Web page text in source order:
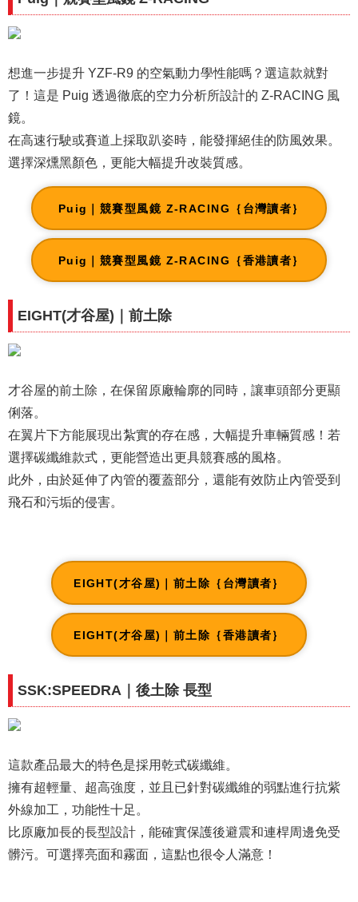
想進一步提升 YZF-R9 的空氣動力學性能嗎？選這款就對
了！這是 Puig 透過徹底的空力分析所設計的 Z-RACING 風
鏡。
在高速行駛或賽道上採取趴姿時，能發揮絕佳的防風效果。
選擇深燻黑顏色，更能大幅提升改裝質感。
Puig｜競賽型風鏡 Z-RACING｛台灣讀者｝
Puig｜競賽型風鏡 Z-RACING｛香港讀者｝
EIGHT(才谷屋)｜前土除
才谷屋的前土除，在保留原廠輪廓的同時，讓車頭部分更顯
俐落。
在翼片下方能展現出紮實的存在感，大幅提升車輛質感！若
選擇碳纖維款式，更能營造出更具競賽感的風格。
此外，由於延伸了內管的覆蓋部分，還能有效防止內管受到
飛石和污垢的侵害。
EIGHT(才谷屋)｜前土除｛台灣讀者｝
EIGHT(才谷屋)｜前土除｛香港讀者｝
SSK:SPEEDRA｜後土除 長型
這款產品最大的特色是採用乾式碳纖維。
擁有超輕量、超高強度，並且已針對碳纖維的弱點進行抗紫
外線加工，功能性十足。
比原廠加長的長型設計，能確實保護後避震和連桿周邊免受
髒污。可選擇亮面和霧面，這點也很令人滿意！